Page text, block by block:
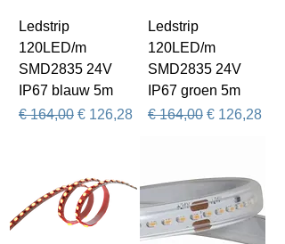
Ledstrip
120LED/m
SMD2835 24V
IP67 blauw 5m
Normale prijs
€ 164,00 Verkoopprijs
€ 126,28
Ledstrip
120LED/m
SMD2835 24V
IP67 groen 5m
Normale prijs
€ 164,00 Verkoopprijs
€ 126,28